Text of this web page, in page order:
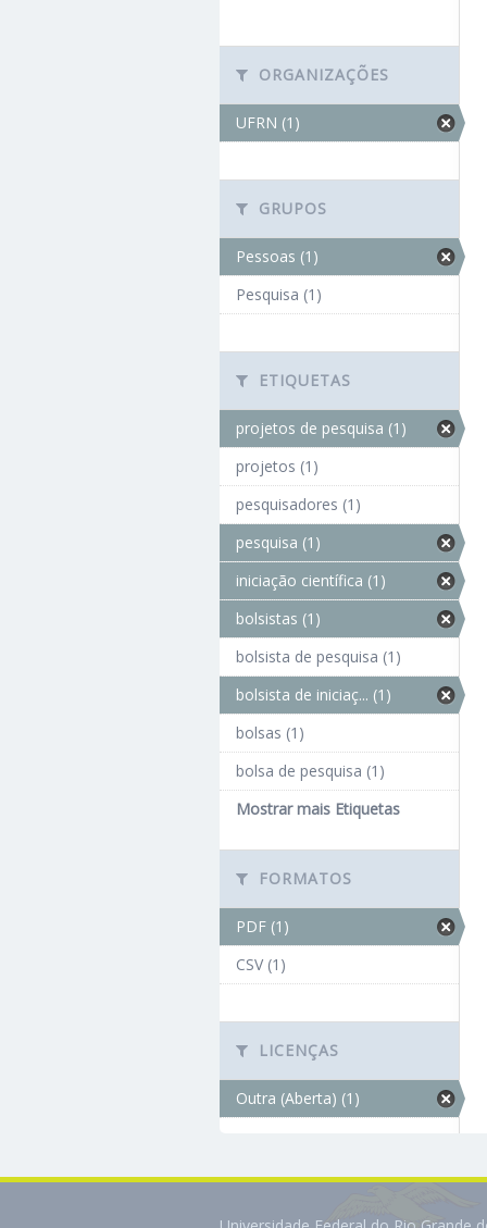
ORGANIZAÇÕES
UFRN (1)
GRUPOS
Pessoas (1)
Pesquisa (1)
ETIQUETAS
projetos de pesquisa (1)
projetos (1)
pesquisadores (1)
pesquisa (1)
iniciação científica (1)
bolsistas (1)
bolsista de pesquisa (1)
bolsista de iniciaç... (1)
bolsas (1)
bolsa de pesquisa (1)
Mostrar mais Etiquetas
FORMATOS
PDF (1)
CSV (1)
LICENÇAS
Outra (Aberta) (1)